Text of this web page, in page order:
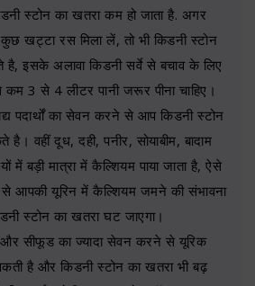
स्टोन का खतरा कम हो जाता है. अगर
खट्टा रस मिला लें, तो भी किडनी स्टोन
इसके अलावा किडनी सर्वे से बचाव के लिए
3 से 4 लीटर पानी जरूर पीना चाहिए।
पदार्थों का सेवन करने से आप किडनी स्टोन
वहीं दूध, दही, पनीर, सोयाबीम, बादाम
में बड़ी मात्रा में कैल्शियम पाया जाता है, ऐसे
यूरिन में कैल्शियम जमने की संभावना
स्टोन का खतरा घट जाएगा।
सीफूड का ज्यादा सेवन करने से यूरिक
है और किडनी स्टोन का खतरा भी बढ़